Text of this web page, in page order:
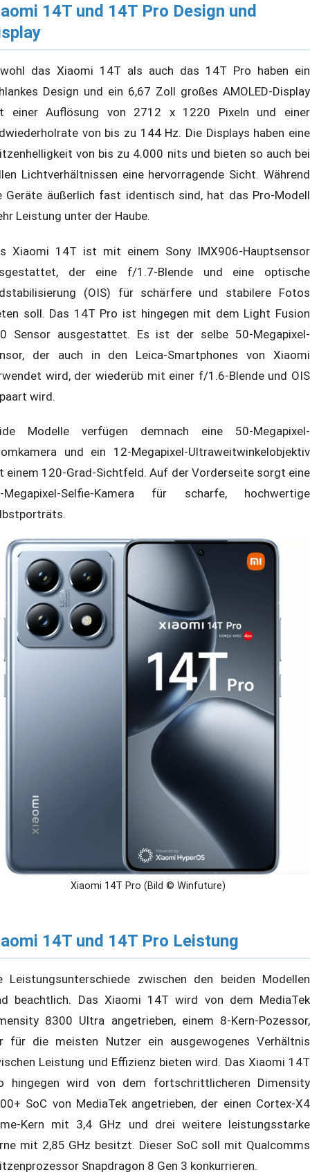
14T und 14T Pro Design und
das Xiaomi 14T als auch das 14T Pro haben ein
Design und ein 6,67 Zoll großes AMOLED-Display
einer Auflösung von 2712 x 1220 Pixeln und einer
von bis zu 144 Hz. Die Displays haben eine
von bis zu 4.000 nits und bieten so auch bei
Lichtverhältnissen eine hervorragende Sicht. Während
Geräte äußerlich fast identisch sind, hat das Pro-Modell
Leistung unter der Haube.
Xiaomi 14T ist mit einem Sony IMX906-Hauptsensor
der eine f/1.7-Blende und eine optische
(OIS) für schärfere und stabilere Fotos
soll. Das 14T Pro ist hingegen mit dem Light Fusion
Sensor ausgestattet. Es ist der selbe 50-Megapixel-
der auch in den Leica-Smartphones von Xiaomi
wird, der wiederüb mit einer f/1.6-Blende und OIS
wird.
Modelle verfügen demnach eine 50-Megapixel-
und ein 12-Megapixel-Ultraweitwinkelobjektiv
einem 120-Grad-Sichtfeld. Auf der Vorderseite sorgt eine
Megapixel-Selfie-Kamera für scharfe, hochwertige
Xiaomi 14T Pro (Bild © Winfuture)
14T und 14T Pro Leistung
Leistungsunterschiede zwischen den beiden Modellen
beachtlich. Das Xiaomi 14T wird von dem MediaTek
8300 Ultra angetrieben, einem 8-Kern-Pozessor,
für die meisten Nutzer ein ausgewogenes Verhältnis
Leistung und Effizienz bieten wird. Das Xiaomi 14T
hingegen wird von dem fortschrittlicheren Dimensity
SoC von MediaTek angetrieben, der einen Cortex-X4
Kern mit 3,4 GHz und drei weitere leistungsstarke
mit 2,85 GHz besitzt. Dieser SoC soll mit Qualcomms
Snapdragon 8 Gen 3 konkurrieren.